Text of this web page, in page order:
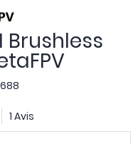
Brushless
1 Avis